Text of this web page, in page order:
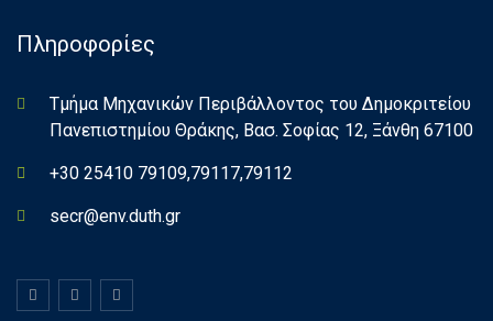
Πληροφορίες
Τμήμα Μηχανικών Περιβάλλοντος του Δημοκριτείου
Πανεπιστημίου Θράκης, Βασ. Σοφίας 12, Ξάνθη 67100
+30 25410 79109,79117,79112
secr@env.duth.gr